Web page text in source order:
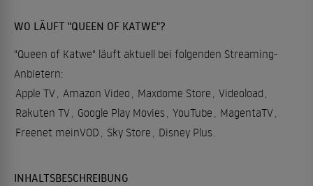
WO LÄUFT "QUEEN OF KATWE"?
"Queen of Katwe" läuft aktuell bei folgenden Streaming-
Anbietern:
Apple TV Amazon Video Maxdome Store Videoload
Rakuten TV Google Play Movies YouTube MagentaTV
Freenet meinVOD
Sky Store Disney Plus
INHALTSBESCHREIBUNG